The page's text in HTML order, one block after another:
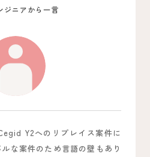
ジニアから一言
Y2へのリプレイス案件に
な案件のため言語の壁もあり